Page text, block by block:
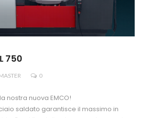
750
0
nostra nuova EMCO!
saldato garantisce il massimo in